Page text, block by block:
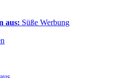
aus: Süße Werbung